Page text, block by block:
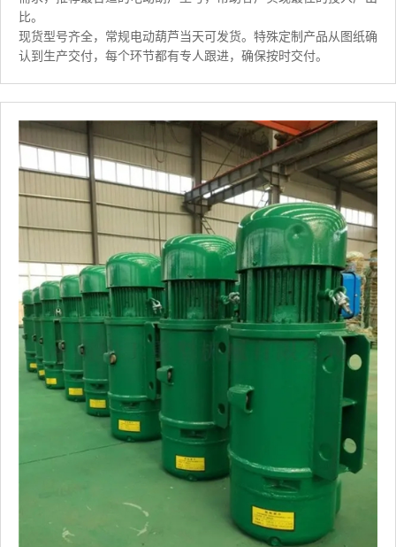
比。
现货型号齐全，常规电动葫芦当天可发货。特殊定制产品从图纸确
认到生产交付，每个环节都有专人跟进，确保按时交付。